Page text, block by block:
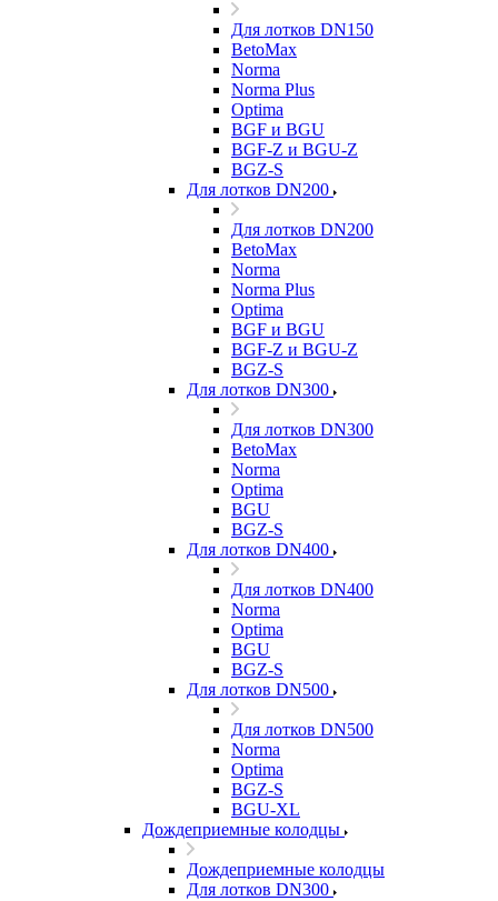
Для лотков DN150
BetoMax
Norma
Norma Plus
Optima
BGF и BGU
BGF-Z и BGU-Z
BGZ-S
Для лотков DN200
Для лотков DN200
BetoMax
Norma
Norma Plus
Optima
BGF и BGU
BGF-Z и BGU-Z
BGZ-S
Для лотков DN300
Для лотков DN300
BetoMax
Norma
Optima
BGU
BGZ-S
Для лотков DN400
Для лотков DN400
Norma
Optima
BGU
BGZ-S
Для лотков DN500
Для лотков DN500
Norma
Optima
BGZ-S
BGU-XL
Дождеприемные колодцы
Дождеприемные колодцы
Для лотков DN300